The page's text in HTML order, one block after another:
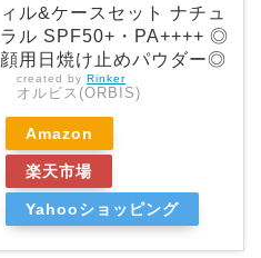
ィル&ケースセット ナチュ
ラル SPF50+・PA++++ ◎
顔用日焼け止めパウダー◎
created by Rinker
オルビス(ORBIS)
Amazon
楽天市場
Yahooショッピング